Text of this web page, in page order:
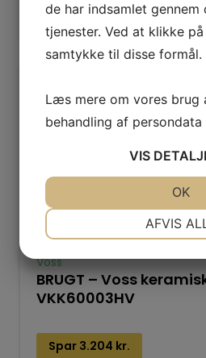
Læs
Voss
BRUGT – Voss
VKK60003HV
Spar 3.204 kr.
de har indsamlet
tjenester. Ved at klikke
samtykke til disse formål.
Læs mere om vores brug
behandling af persondata
VIS
MARKETING
AFVIS
OK